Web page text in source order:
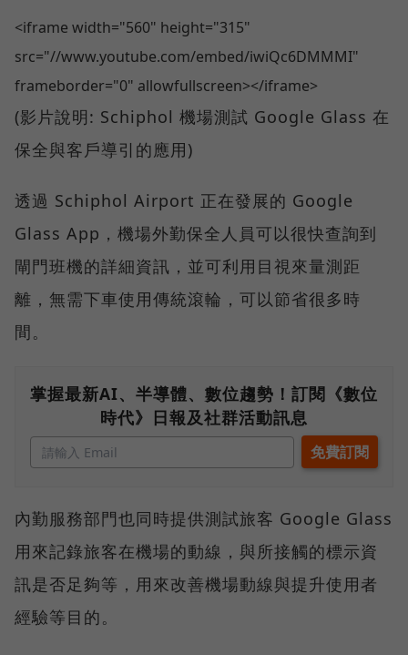
<iframe width="560" height="315"
src="//www.youtube.com/embed/iwiQc6DMMMI"
frameborder="0" allowfullscreen></iframe>
(影片說明: Schiphol 機場測試 Google Glass 在
保全與客戶導引的應用)
透過 Schiphol Airport 正在發展的 Google
Glass App，機場外勤保全人員可以很快查詢到
閘門班機的詳細資訊，並可利用目視來量測距
離，無需下車使用傳統滾輪，可以節省很多時
間。
掌握最新AI、半導體、數位趨勢！訂閱《數位
時代》日報及社群活動訊息
內勤服務部門也同時提供測試旅客 Google Glass
用來記錄旅客在機場的動線，與所接觸的標示資
訊是否足夠等，用來改善機場動線與提升使用者
經驗等目的。